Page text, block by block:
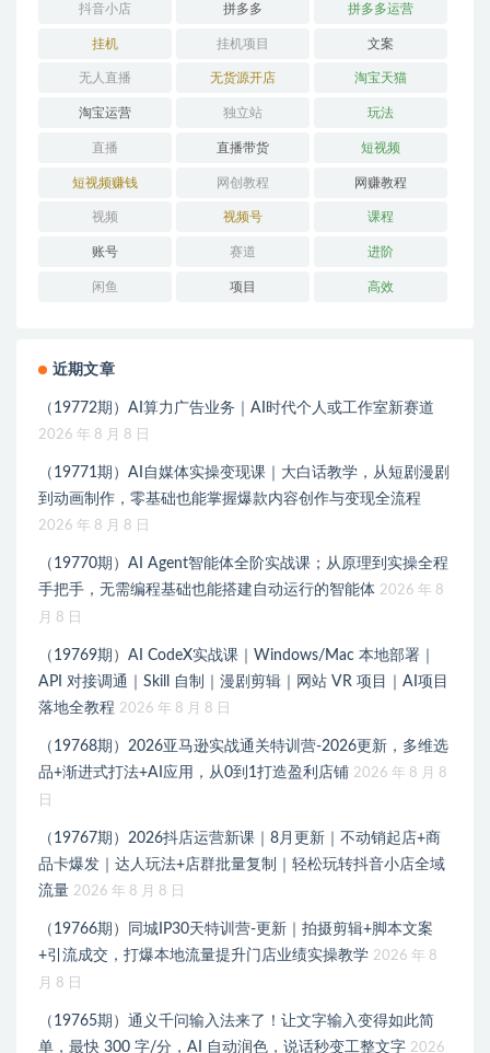
抖音小店 拼多多 拼多多运营
挂机 挂机项目 文案
无人直播 无货源开店 淘宝天猫
淘宝运营 独立站 玩法
直播 直播带货 短视频
短视频赚钱 网创教程 网赚教程
视频 视频号 课程
账号 赛道 进阶
闲鱼 项目 高效
近期文章
（19772期）AI算力广告业务｜AI时代个人或工作室新赛道
2026 年 8 月 8 日
（19771期）AI自媒体实操变现课｜大白话教学，从短剧漫剧
到动画制作，零基础也能掌握爆款内容创作与变现全流程
2026 年 8 月 8 日
（19770期）AI Agent智能体全阶实战课；从原理到实操全程
手把手，无需编程基础也能搭建自动运行的智能体 2026 年 8
月 8 日
（19769期）AI CodeX实战课｜Windows/Mac 本地部署｜
API 对接调通｜Skill 自制｜漫剧剪辑｜网站 VR 项目｜AI项目
落地全教程 2026 年 8 月 8 日
（19768期）2026亚马逊实战通关特训营-2026更新，多维选
品+渐进式打法+AI应用，从0到1打造盈利店铺 2026 年 8 月 8
日
（19767期）2026抖店运营新课｜8月更新｜不动销起店+商
品卡爆发｜达人玩法+店群批量复制｜轻松玩转抖音小店全域
流量 2026 年 8 月 8 日
（19766期）同城IP30天特训营-更新｜拍摄剪辑+脚本文案
+引流成交，打爆本地流量提升门店业绩实操教学 2026 年 8
月 8 日
（19765期）通义千问输入法来了！让文字输入变得如此简
单，最快 300 字/分，AI 自动润色，说话秒变工整文字 2026